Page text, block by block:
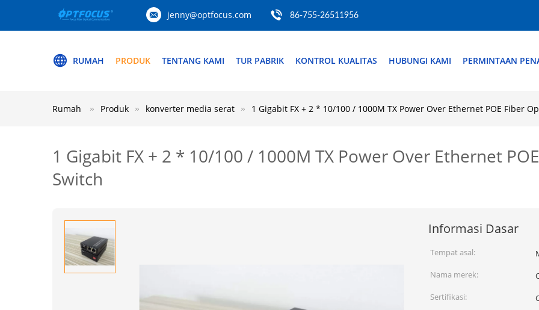
jenny@optfocus.com 86-755-26511956
RUMAH PRODUK TENTANG KAMI TUR PABRIK KONTROL KUALITAS HUBUNGI KAMI PERMINTAAN
Rumah Produk konverter media serat 1 Gigabit FX + 2 * 10/100 / 1000M TX Power Over Ethernet POE Fiber
1 Gigabit FX + 2 * 10/100 / 1000M TX Power Over Ethernet
Switch
Informasi Dasar
Tempat asal:
Nama merek:
Sertifikasi: